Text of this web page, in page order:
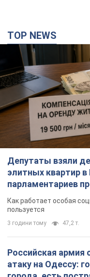
Депутаты взяли
элитных квартир в
парламентариев
поселился
Как работает особая
пользуется
3 години тому 47,2 т.
Российская армия
атаку на Одессу:
города, есть
годину тому
Армия России
многоэтажки в
пострадавших